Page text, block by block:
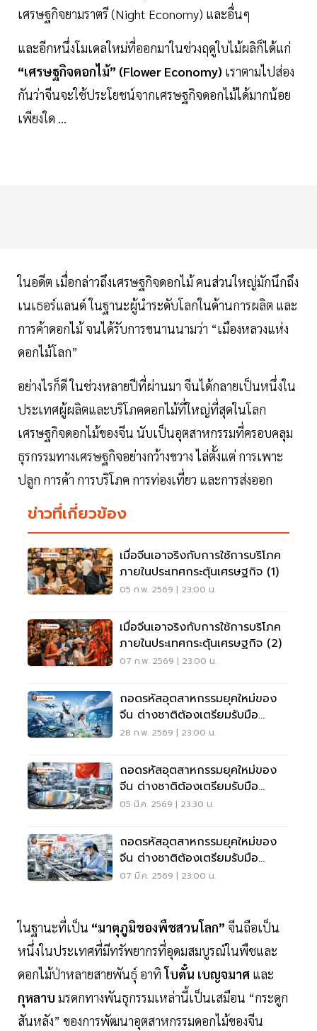
เศรษฐกิจยามราตรี (Night Economy) และอื่นๆ ‬‬‬‬‬‬‬‬‬
และอีกหนึ่งโมเดลใหม่ที่ออกมาในช่วงฤดูใบไม้ผลิก็ได้แก่
“เศรษฐกิจดอกไม้” (Flower Economy) เราตามไปส่อง
กันว่าจีนจะใช้ประโยชน์จากเศรษฐกิจดอกไม้ได้มากน้อย
เพียงใด ...
ในอดีต เมื่อกล่าวถึงเศรษฐกิจดอกไม้ คนส่วนใหญ่มักนึกถึง
เนเธอร์แลนด์ ในฐานะผู้นำระดับโลกในด้านการผลิต และ
การค้าดอกไม้ จนได้รับการขนานนามว่า “เมืองหลวงแห่ง
ดอกไม้โลก”
อย่างไรก็ดี ในช่วงหลายปีที่ผ่านมา จีนได้กลายเป็นหนึ่งใน
ประเทศผู้ผลิตและบริโภคดอกไม้ที่ใหญ่ที่สุดในโลก
เศรษฐกิจดอกไม้ของจีน นับเป็นอุตสาหกรรมที่ครอบคลุม
ธุรกรรมทางเศรษฐกิจอย่างกว้างขวาง ไล่ตั้งแต่ การเพาะ
ปลูก การค้า การบริโภค การท่องเที่ยว และการส่งออก
ข่าวที่เกี่ยวข้อง
เมื่อจีนเอาจริงกับการใช้การบริโภค
ภายในประเทศกระตุ้นเศรษฐกิจ (1)
05 ก.พ. 2569 | 23:00 น.
เมื่อจีนเอาจริงกับการใช้การบริโภค
ภายในประเทศกระตุ้นเศรษฐกิจ (2)
07 ก.พ. 2569 | 23:00 น.
ถอดรหัสอุตสาหกรรมยุคใหม่ของ
จีน ต่างชาติต้องเตรียมรับมือ
อย่างไรในปี 2026 (1)
28 ก.พ. 2569 | 23:00 น.
ถอดรหัสอุตสาหกรรมยุคใหม่ของ
จีน ต่างชาติต้องเตรียมรับมือ
อย่างไรในปี 2026 (2)
05 มี.ค. 2569 | 23:30 น.
ถอดรหัสอุตสาหกรรมยุคใหม่ของ
จีน ต่างชาติต้องเตรียมรับมือ
อย่างไรในปี 2026 (จบ)
07 มี.ค. 2569 | 23:00 น.
ในฐานะที่เป็น “มาตุภูมิของพืชสวนโลก” จีนถือเป็น
หนึ่งในประเทศที่มีทรัพยากรที่อุดมสมบูรณ์ในพืชและ
ดอกไม้ป่าหลายสายพันธุ์ อาทิโบตั๋น เบญจมาศ และ
กุหลาบ มรดกทางพันธุกรรมเหล่านี้เป็นเสมือน “กระดูก
สันหลัง” ของการพัฒนาอุตสาหกรรมดอกไม้ของจีน